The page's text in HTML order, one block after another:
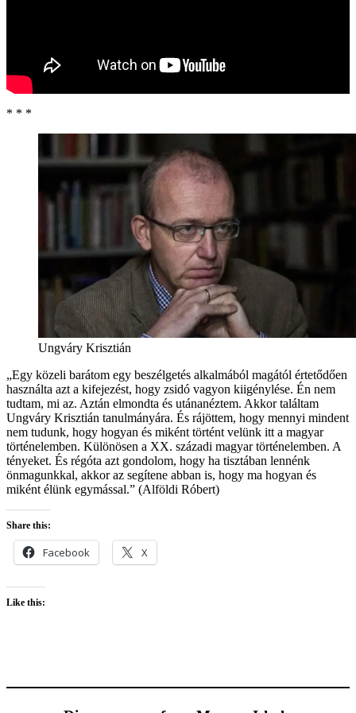
* * *
Ungváry Krisztián
„Egy közeli barátom egy beszélgetés alkalmából magától értetődően
használta azt a kifejezést, hogy zsidó vagyon kiigénylése. Én nem
tudtam, mi az. Aztán elmondta és utánanéztem. Akkor találtam
Ungváry Krisztián tanulmányára. És rájöttem, hogy mennyi mindent
nem tudunk, hogy hogyan és miként történt velünk itt a magyar
történelemben. Különösen a XX. századi magyar történelemben. A
tényeket. És régóta azt gondolom, hogy ha tisztában lennénk
önmagunkkal, akkor az segítene abban is, hogy ma hogyan és
miként élünk egymással.” (Alföldi Róbert)
Share this:
Facebook X
Like this: